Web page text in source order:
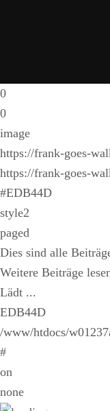
0
0
image
https://frank-goes-
https://frank-goes-
#EDB44D
style2
paged
Dies sind alle
Weitere Beiträge
Lädt ...
EDB44D
/www/htdocs/
#
on
none